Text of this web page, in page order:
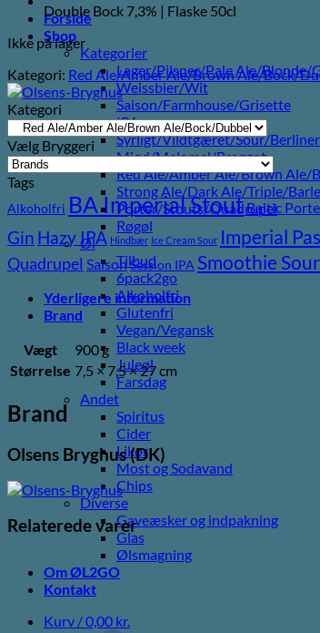
Forside
Shop
Kategorier
Lager/Pilsner/Pale Ale/Blonde/
Weissbier/Wit
Saison/Farmhouse/Grisette
IPA
Syrligt/Vildtgæret/Sour/Berliner
Mjød/Melomel/Braggot
Red Ale/Amber Ale/Brown Ale/
Strong Ale/Dark Ale/Triple/
Porter/Stouts/Quadrupel
Røgøl
Øl
Tilbud
6pack2go
Alkoholfri
Glutenfri
Vegan/Vegansk
Black week
Juleøl
Farsdag
Andet
Spiritus
Cider
Likør
Most og Sodavand
Chips
Diverse
Gaveæsker og indpakning
Glas
Ølsmagning
Om ØL2GO
Kontakt
Kurv /0,00 kr.
Double Bock 7,3% | Flaske 50cl
Ikke på lager
Kategori: Red Ale/Amber Ale/Brown Ale/Bock/
Kategori
Vælg Bryggeri
Tags
Alkoholfri BA Imperial StoutBaltic
Gin Hazy IPA Hindbær Ice Cream Sour Imperial
Quadrupel SaisonSession IPA Smoothie Sour
Yderligere information
Brand
Vægt
900 g
Størrelse 7,5 × 7,5 × 27 cm
Brand
Olsens Bryghus (DK)
Relaterede varer